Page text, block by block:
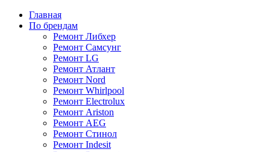
Главная
По брендам
Ремонт Либхер
Ремонт Самсунг
Ремонт LG
Ремонт Атлант
Ремонт Nord
Ремонт Whirlpool
Ремонт Electrolux
Ремонт Ariston
Ремонт AEG
Ремонт Стинол
Ремонт Indesit